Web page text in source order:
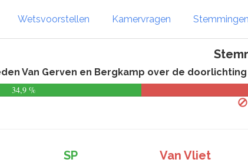
Wetsvoorstellen Kamervragen Stemmingen
Van Gerven en Bergkamp over de
34,9 %
SP Van Vliet